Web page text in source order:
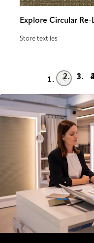
Explore Circular
Store textiles
Prev 1 2